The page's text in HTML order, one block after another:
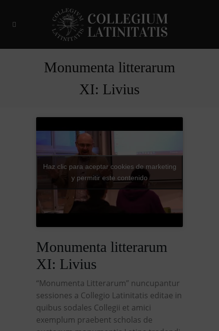
Monumenta litterarum
XI: Livius
Haz clic para aceptar cookies de marketing
y permitir este contenido
Monumenta litterarum
XI: Livius
“Monumenta Litterarum” nuncupantur
sessiones a Collegio Latinitatis editae in
quibus sodales Collegii et amici
exemplum praebent scholas de